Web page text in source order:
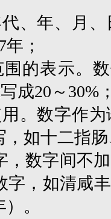
代、年、月
；
围的表示。
成20～30%
用。数字作
如十二指
，数字间不
，如清咸
。